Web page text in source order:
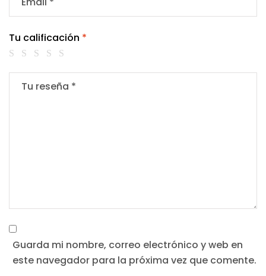
Tu calificación *
Guarda mi nombre, correo electrónico y web en
este navegador para la próxima vez que comente.